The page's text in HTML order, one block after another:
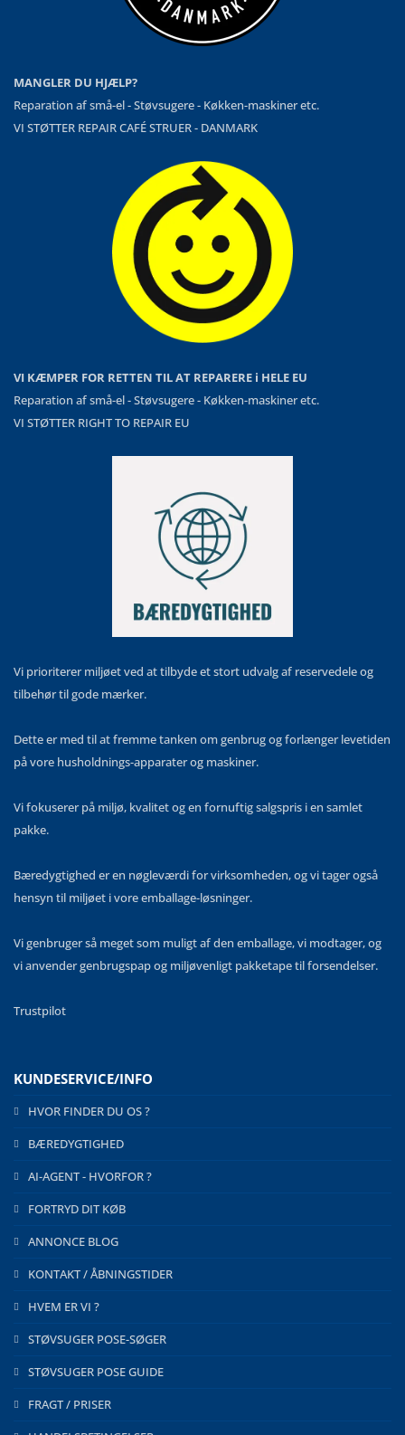
MANGLER DU HJÆLP?
Reparation af små-el - Støvsugere - Køkken-maskiner etc.
VI STØTTER REPAIR CAFÉ STRUER - DANMARK
VI KÆMPER FOR RETTEN TIL AT REPARERE i HELE EU
Reparation af små-el - Støvsugere - Køkken-maskiner etc.
VI STØTTER RIGHT TO REPAIR EU
Vi prioriterer miljøet ved at tilbyde et stort udvalg af reservedele og
tilbehør til gode mærker.
Dette er med til at fremme tanken om genbrug og forlænger levetiden
på vore husholdnings-apparater og maskiner.
Vi fokuserer på miljø, kvalitet og en fornuftig salgspris i en samlet
pakke.
Bæredygtighed er en nøgleværdi for virksomheden, og vi tager også
hensyn til miljøet i vore emballage-løsninger.
Vi genbruger så meget som muligt af den emballage, vi modtager, og
vi anvender genbrugspap og miljøvenligt pakketape til forsendelser.
Trustpilot
KUNDESERVICE/INFO
HVOR FINDER DU OS ?
BÆREDYGTIGHED
AI-AGENT - HVORFOR ?
FORTRYD DIT KØB
ANNONCE BLOG
KONTAKT / ÅBNINGSTIDER
HVEM ER VI ?
STØVSUGER POSE-SØGER
STØVSUGER POSE GUIDE
FRAGT / PRISER